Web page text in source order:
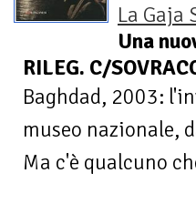
La Gaja
Una
RILEG. C/
Baghdad, 2003:
museo nazionale,
Ma c'è qualcuno